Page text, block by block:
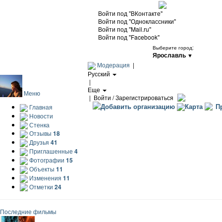
Войти под "ВКонтакте"
Войти под "Одноклассники"
Войти под "Mail.ru"
Войти под "Facebook"
Выберите город:
Ярославль ▼
Модерация |
Русский
|
Еще
| Войти / Зарегистрироваться
Добавить организацию Карта
Меню
Главная
Новости
Стенка
Отзывы 18
Друзья 41
Приглашенные 4
Фотографии 15
Объекты 11
Изменения 11
Отметки 24
Последние фильмы